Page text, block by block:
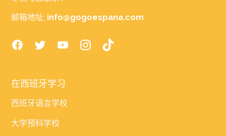
邮箱地址: info@gogoespana.com
在西班牙学习
西班牙语言学校
大学预科学校